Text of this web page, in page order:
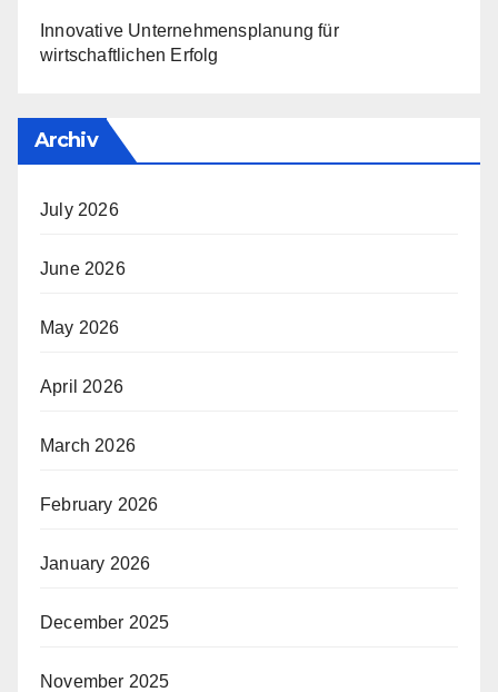
Innovative Unternehmensplanung für
wirtschaftlichen Erfolg
Archiv
July 2026
June 2026
May 2026
April 2026
March 2026
February 2026
January 2026
December 2025
November 2025